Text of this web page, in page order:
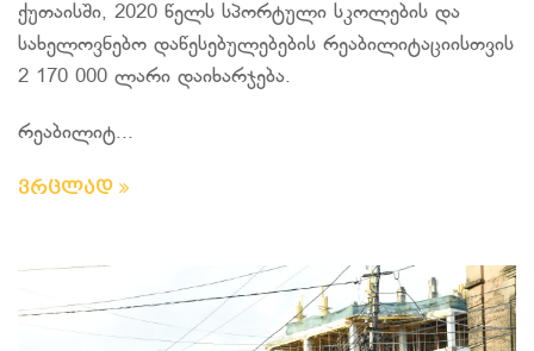
ქუთაისში, 2020 წელს სპორტული სკოლების და
სახელოვნებო დაწესებულებების რეაბილიტაციისთვის
2 170 000 ლარი დაიხარჯება.
რეაბილიტ...
ვრცლად